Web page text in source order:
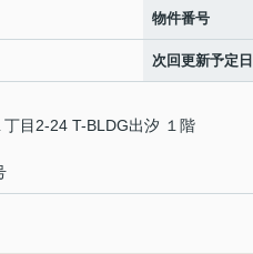
物件番号
次回更新予定日
目2-24 T-BLDG出汐 １階